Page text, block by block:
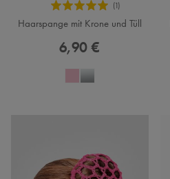
Haarspange mit Krone und Tüll
6,90 €